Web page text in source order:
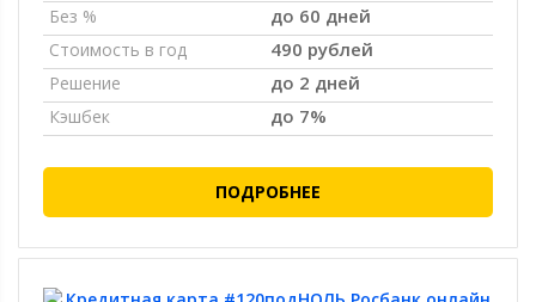
Без % до 60 дней
Стоимость в год 490 рублей
Решение до 2 дней
Кэшбек до 7%
ПОДРОБНЕЕ